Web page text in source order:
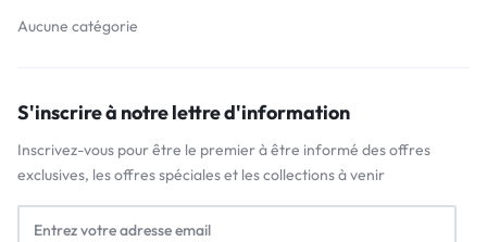
Aucune catégorie
S'inscrire à notre lettre d'information
Inscrivez-vous pour être le premier à être informé des offres
exclusives, les offres spéciales et les collections à venir